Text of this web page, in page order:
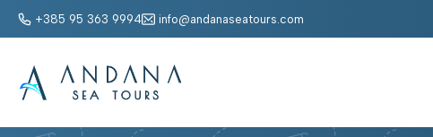
+385 95 363 9994 info@andanaseatours.com